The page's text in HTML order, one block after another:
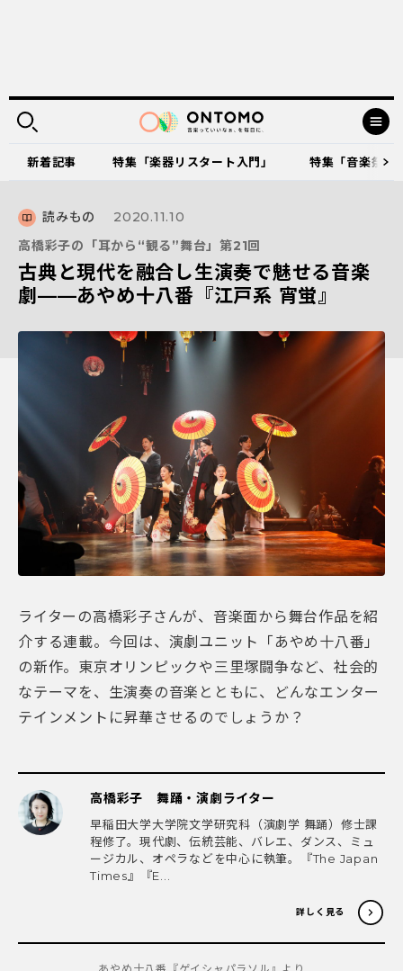
新着記事 特集「楽器リスタート入門」 特集「音楽祭
読みもの
2020.11.10
高橋彩子の「耳から“観る”舞台」第21回
古典と現代を融合し生演奏で魅せる音楽
劇——あやめ十八番『江戸系 宵蛍』
ライターの高橋彩子さんが、音楽面から舞台作品を紹
介する連載。今回は、演劇ユニット「あやめ十八番」
の新作。東京オリンピックや三里塚闘争など、社会的
なテーマを、生演奏の音楽とともに、どんなエンター
テインメントに昇華させるのでしょうか？
高橋彩子 舞踊・演劇ライター
早稲田大学大学院文学研究科（演劇学 舞踊）修士課
程修了。現代劇、伝統芸能、バレエ、ダンス、ミュ
ージカル、オペラなどを中心に執筆。『The Japan
Times』『E...
詳しく見る